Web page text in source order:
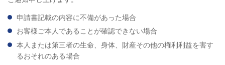
申請書記載の内容に不備があった場合
お客様ご本人であることが確認できない場合
本人または第三者の生命、身体、財産その他の権利利益を害す
るおそれのある場合